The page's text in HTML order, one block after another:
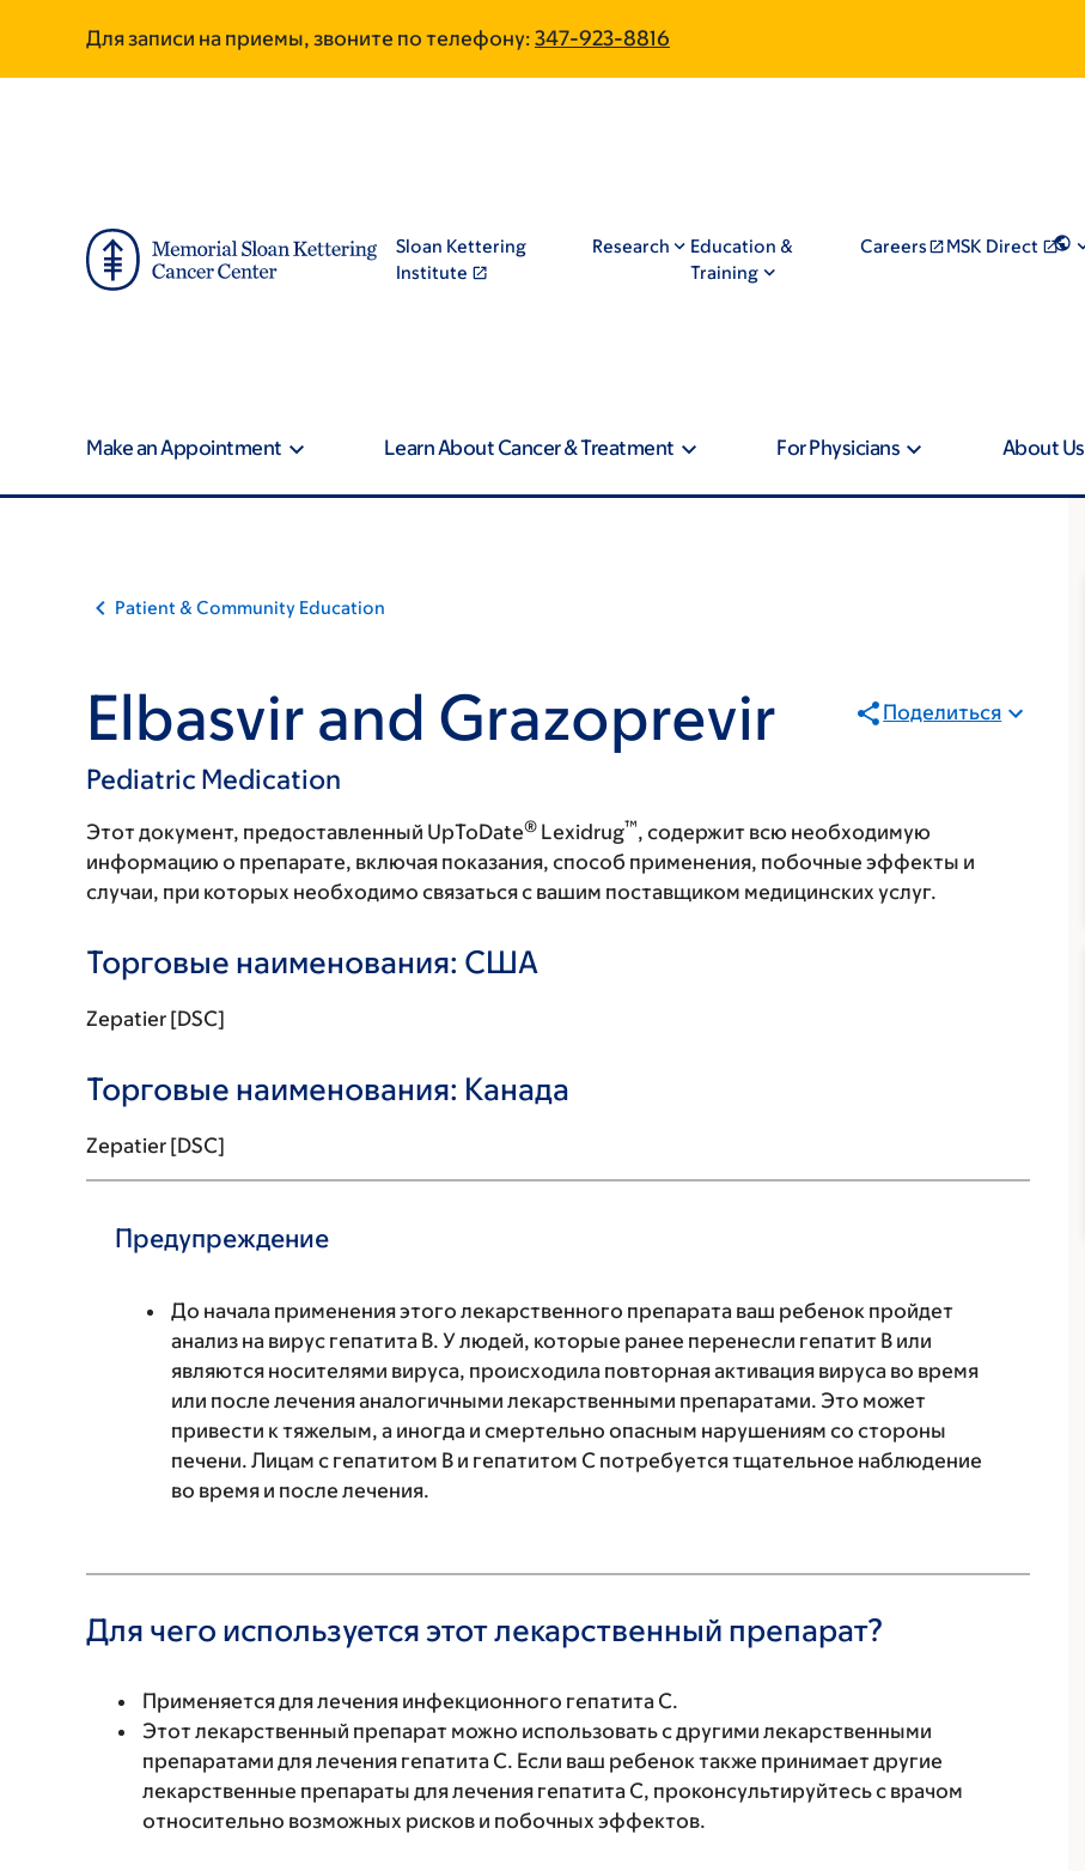
main
footer
Для записи на приемы, звоните по телефону: 347-923-8816
Sloan Kettering
Institute
Research
Education &
Training
Careers MSK Direct
Make an Appointment Learn About Cancer & Treatment For Physicians About Us
Patient & Community Education
Elbasvir and Grazoprevir
Pediatric Medication
Поделиться
Этот документ, предоставленный UpToDate® Lexidrug™, содержит всю необходимую
информацию о препарате, включая показания, способ применения, побочные эффекты и
случаи, при которых необходимо связаться с вашим поставщиком медицинских услуг.
Торговые наименования: США
Zepatier [DSC]
Торговые наименования: Канада
Zepatier [DSC]
Предупреждение
До начала применения этого лекарственного препарата ваш ребенок пройдет
анализ на вирус гепатита В. У людей, которые ранее перенесли гепатит В или
являются носителями вируса, происходила повторная активация вируса во время
или после лечения аналогичными лекарственными препаратами. Это может
привести к тяжелым, а иногда и смертельно опасным нарушениям со стороны
печени. Лицам с гепатитом B и гепатитом C потребуется тщательное наблюдение
во время и после лечения.
Для чего используется этот лекарственный препарат?
Применяется для лечения инфекционного гепатита C.
Этот лекарственный препарат можно использовать с другими лекарственными
препаратами для лечения гепатита С. Если ваш ребенок также принимает другие
лекарственные препараты для лечения гепатита С, проконсультируйтесь с врачом
относительно возможных рисков и побочных эффектов.